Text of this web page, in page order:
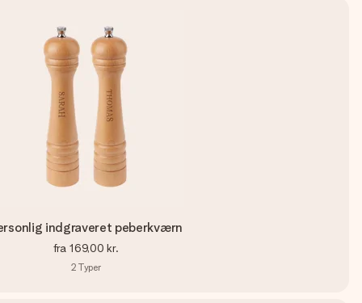
indgraveret peberkværn
fra 169,00 kr.
2 Typer